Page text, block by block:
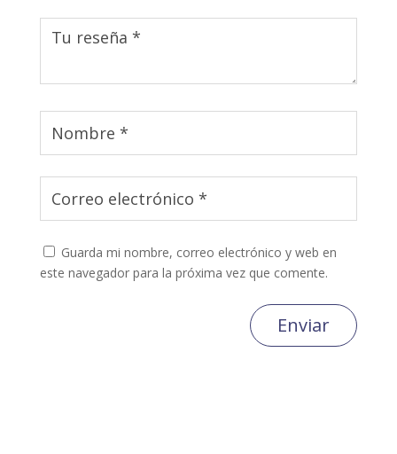
Guarda mi nombre, correo electrónico y web en
este navegador para la próxima vez que comente.
Enviar